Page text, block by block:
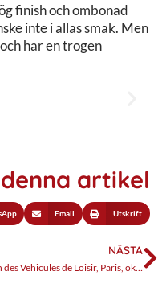
finish och ombonad
inte i allas smak. Men
har en trogen
artikel
Email Utskrift
NÄSTA
Salon des Vehicules de Loisir, Paris, oktober 2019